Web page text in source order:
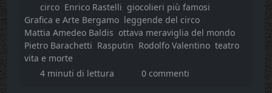
circo Enrico Rastelli giocolieri più famosi
Grafica e Arte Bergamo leggende del circo
Mattia Amedeo Baldis ottava meraviglia del mondo
Pietro Barachetti Rasputin Rodolfo Valentino teatro
vita e morte
4 minuti di lettura
0 commenti